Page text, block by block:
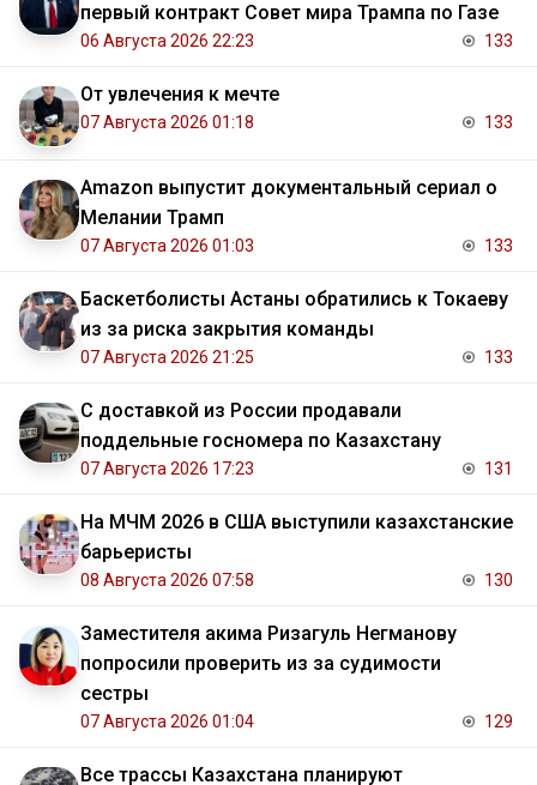
первый контракт Совет мира Трампа по Газе
06 Августа 2026 22:23 133
От увлечения к мечте
07 Августа 2026 01:18 133
Amazon выпустит документальный сериал о
Мелании Трамп
07 Августа 2026 01:03 133
Баскетболисты Астаны обратились к Токаеву
из за риска закрытия команды
07 Августа 2026 21:25 133
С доставкой из России продавали
поддельные госномера по Казахстану
07 Августа 2026 17:23 131
На МЧМ 2026 в США выступили казахстанские
барьеристы
08 Августа 2026 07:58 130
Заместителя акима Ризагуль Негманову
попросили проверить из за судимости
сестры
07 Августа 2026 01:04 129
Все трассы Казахстана планируют